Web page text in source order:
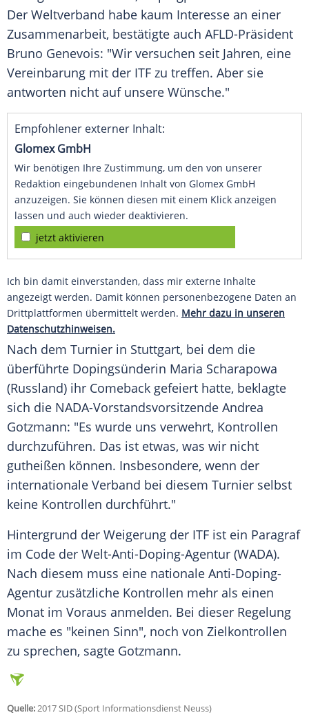
Der Weltverband habe kaum Interesse an einer
Zusammenarbeit, bestätigte auch AFLD-Präsident
Bruno Genevois: "Wir versuchen seit Jahren, eine
Vereinbarung mit der ITF zu treffen. Aber sie
antworten nicht auf unsere Wünsche."
Empfohlener externer Inhalt:
Glomex GmbH
Wir benötigen Ihre Zustimmung, um den von unserer
Redaktion eingebundenen Inhalt von Glomex GmbH
anzuzeigen. Sie können diesen mit einem Klick anzeigen
lassen und auch wieder deaktivieren.
jetzt aktivieren
Ich bin damit einverstanden, dass mir externe Inhalte
angezeigt werden. Damit können personenbezogene Daten an
Drittplattformen übermittelt werden. Mehr dazu in unseren
Datenschutzhinweisen.
Nach dem Turnier in Stuttgart, bei dem die
überführte Dopingsünderin Maria Scharapowa
(Russland) ihr Comeback gefeiert hatte, beklagte
sich die NADA-Vorstandsvorsitzende Andrea
Gotzmann: "Es wurde uns verwehrt, Kontrollen
durchzuführen. Das ist etwas, was wir nicht
gutheißen können. Insbesondere, wenn der
internationale Verband bei diesem Turnier selbst
keine Kontrollen durchführt."
Hintergrund der Weigerung der ITF ist ein Paragraf
im Code der Welt-Anti-Doping-Agentur (WADA).
Nach diesem muss eine nationale Anti-Doping-
Agentur zusätzliche Kontrollen mehr als einen
Monat im Voraus anmelden. Bei dieser Regelung
mache es "keinen Sinn", noch von Zielkontrollen
zu sprechen, sagte Gotzmann.
Quelle:2017 SID (Sport Informationsdienst Neuss)